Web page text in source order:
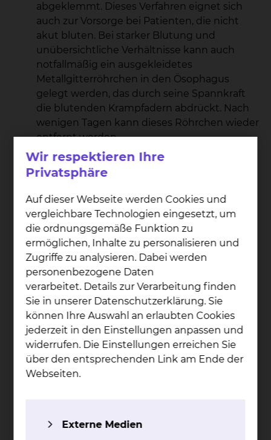
abgeklemmt. Dieses Verfahren eignet sich
auch zur Vorsorge bei Patienten, die nicht
akut bluten. Bei starker Blutung und
unübersichtliche Verhältnisse kann auch
notfallmäßig ein ausgekleidetes
Metallgitterröhrchen in den Ösophagus
gelegt werden, das durch seine Spannkraft
die blutenden Krampfadern abdrückt. Nach
wenigen Tagen kann dieses Röhrchen wieder
entfernt werden.
Abtragung von bösartigen Veränderungen
der Schleimhaut (endoskopische Mukosa-
und Submukosaresektion):
Verfahren wird mit dem Endoskop
verdächtige, bzw. nachgewiesenermaßen
bösartig veränderte Schleimhaut mit dem
Endoskop abgetragen. Damit kann unter
Umständen eine Operation verhindert
werden. Voraussetzung ist jedoch, dass
tiefere Schichten des Organes noch nicht
betroffen sind.
Weitung von Engstellen der Speiseröhre
und des Darmes (Bougierung):Bei
Verengungen der Speiseröhre, die durch eine
chronische Entzündung der Speisröhre
bedingt sind, kann in einigen Fällen die
Einrisses des Organs kann dieser Eingriff
Wir respektieren Ihre
Privatsphäre
Auf dieser Webseite werden Cookies und
vergleichbare Technologien eingesetzt, um
die ordnungsgemäße Funktion zu
ermöglichen, Inhalte zu personalisieren und
Zugriffe zu analysieren. Dabei werden
personenbezogene Daten
verarbeitet. Details zur Verarbeitung finden
Sie in unserer Datenschutzerklärung. Sie
können Ihre Auswahl an erlaubten Cookies
jederzeit in den Einstellungen anpassen und
widerrufen. Die Einstellungen erreichen Sie
über den entsprechenden Link am Ende der
Webseiten.
Externe Medien